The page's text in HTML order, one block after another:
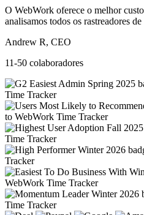
O WebWork oferece o melhor
analisamos todos os rastreadores
Andrew R, CEO
11-50 colaboradores